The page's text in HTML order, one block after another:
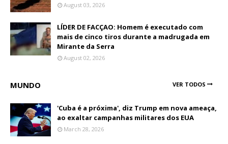
August 03, 2026
LÍDER DE FACÇAO: Homem é executado com
mais de cinco tiros durante a madrugada em
Mirante da Serra
August 02, 2026
MUNDO VER TODOS
'Cuba é a próxima', diz Trump em nova ameaça,
ao exaltar campanhas militares dos EUA
March 28, 2026